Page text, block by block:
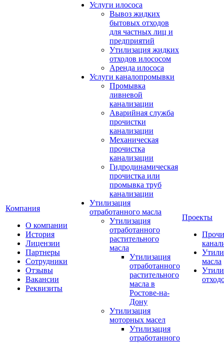
Компания
О компании
История
Лицензии
Партнеры
Сотрудники
Отзывы
Вакансии
Реквизиты
Услуги илососа
Вывоз жидких
бытовых отходов
для частных лиц и
предприятий
Утилизация жидких
отходов илососом
Аренда илососа
Услуги каналопромывки
Промывка
ливневой
канализации
Аварийная служба
прочистки
канализации
Механическая
прочистка
канализации
Гидродинамическая
прочистка или
промывка труб
канализации
Утилизация
отработанного масла
Утилизация
отработанного
растительного
масла
Утилизация
отработанного
растительного
масла в
Ростове-на-
Дону
Утилизация
моторных масел
Утилизация
отработанного
Проекты
масла